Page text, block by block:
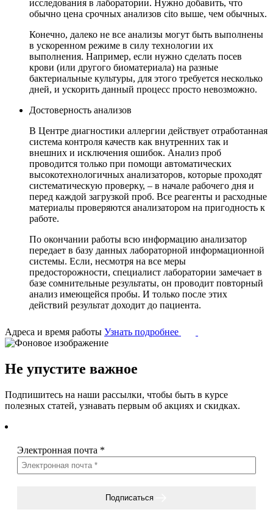
исследования в лаборатории. Нужно добавить, что
обычно цена срочных анализов cito выше, чем обычных.
Конечно, далеко не все анализы могут быть выполнены
в ускоренном режиме в силу технологии их
выполнения. Например, если нужно сделать посев
крови (или другого биоматериала) на разные
бактериальные культуры, для этого требуется несколько
дней, и ускорить данный процесс просто невозможно.
Достоверность анализов
В Центре диагностики аллергии действует отработанная
система контроля качеств как внутренних так и
внешних и исключения ошибок. Анализ проб
проводится только при помощи автоматических
высокотехнологичных анализаторов, которые проходят
систематическую проверку, – в начале рабочего дня и
перед каждой загрузкой проб. Все реагенты и расходные
материалы проверяются анализатором на пригодность к
работе.
По окончании работы всю информацию анализатор
передает в базу данных лабораторной информационной
системы. Если, несмотря на все меры
предосторожности, специалист лаборатории замечает в
базе сомнительные результаты, он проводит повторный
анализ имеющейся пробы. И только после этих
действий результат доходит до пациента.
Адреса и время работы Узнать подробнее
Не упустите важное
Подпишитесь на наши рассылки, чтобы быть в курсе
полезных статей, узнавать первым об акциях и скидках.
Электронная почта *
Подписаться